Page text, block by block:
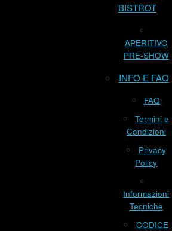
BISTROT
APERITIVO
PRE-SHOW
INFO E FAQ
FAQ
Termini e
Condizioni
Privacy
Policy
Informazioni
Tecniche
CODICE